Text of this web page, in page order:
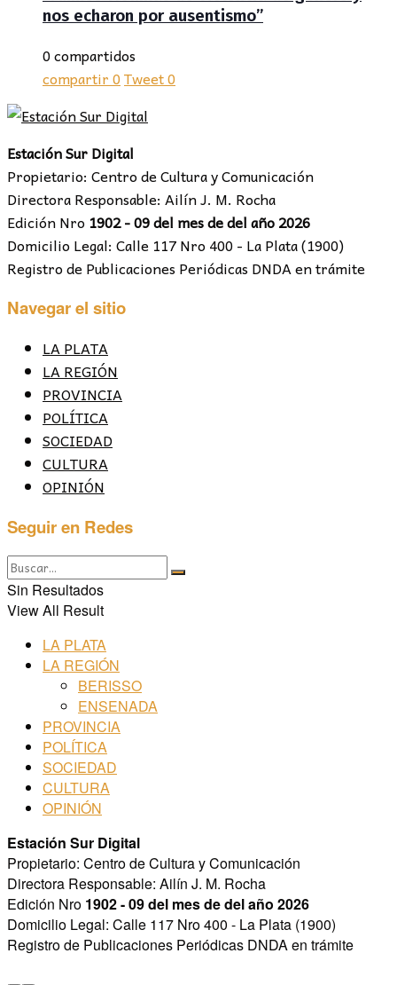
nos echaron por ausentismo”
0 compartidos
compartir0Tweet0
Estación Sur Digital
Propietario: Centro de Cultura y Comunicación
Directora Responsable: Ailín J. M. Rocha
Edición Nro 1902 - 09 del mes de del año 2026
Domicilio Legal: Calle 117 Nro 400 - La Plata (1900)
Registro de Publicaciones Periódicas DNDA en trámite
Navegar el sitio
LA PLATA
LA REGIÓN
PROVINCIA
POLÍTICA
SOCIEDAD
CULTURA
OPINIÓN
Seguir en Redes
Sin Resultados
View All Result
LA PLATA
LA REGIÓN
BERISSO
ENSENADA
PROVINCIA
POLÍTICA
SOCIEDAD
CULTURA
OPINIÓN
Estación Sur Digital
Propietario: Centro de Cultura y Comunicación
Directora Responsable: Ailín J. M. Rocha
Edición Nro 1902 - 09 del mes de del año 2026
Domicilio Legal: Calle 117 Nro 400 - La Plata (1900)
Registro de Publicaciones Periódicas DNDA en trámite